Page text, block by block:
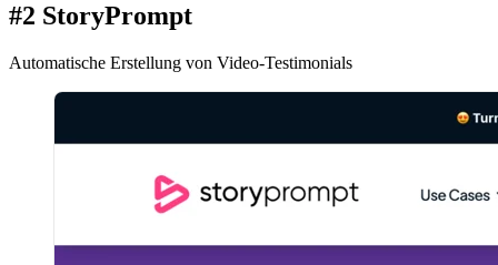
#2 StoryPrompt
Automatische Erstellung von Video-Testimonials